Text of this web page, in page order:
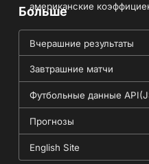
американские
Больше
Вчерашние результаты
Завтрашние матчи
Футбольные данные
Прогнозы
English Site